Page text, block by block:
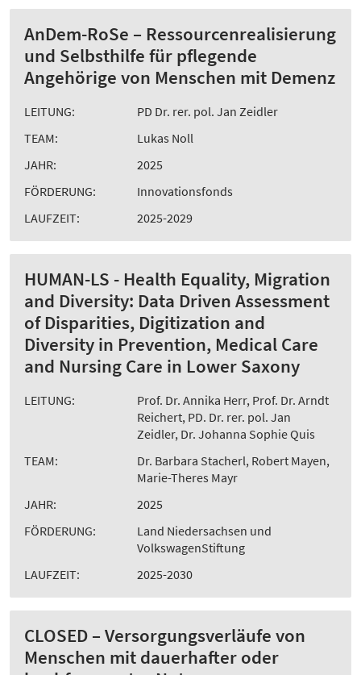
AnDem-RoSe – Ressourcenrealisierung
und Selbsthilfe für pflegende
Angehörige von Menschen mit Demenz
LEITUNG:
PD Dr. rer. pol. Jan Zeidler
TEAM:
Lukas Noll
JAHR:
2025
FÖRDERUNG:
Innovationsfonds
LAUFZEIT:
2025-2029
HUMAN-LS - Health Equality, Migration
and Diversity: Data Driven Assessment
of Disparities, Digitization and
Diversity in Prevention, Medical Care
and Nursing Care in Lower Saxony
LEITUNG:
Prof. Dr. Annika Herr, Prof. Dr. Arndt
Reichert, PD. Dr. rer. pol. Jan
Zeidler, Dr. Johanna Sophie Quis
TEAM:
Dr. Barbara Stacherl, Robert Mayen,
Marie-Theres Mayr
JAHR:
2025
FÖRDERUNG:
Land Niedersachsen und
VolkswagenStiftung
LAUFZEIT:
2025-2030
CLOSED – Versorgungsverläufe von
Menschen mit dauerhafter oder